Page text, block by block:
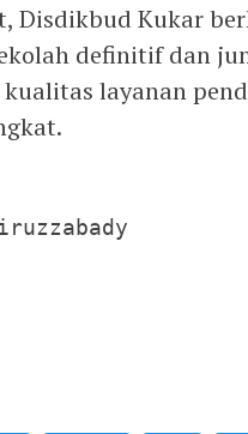
Disdikbud Kukar
definitif dan
layanan